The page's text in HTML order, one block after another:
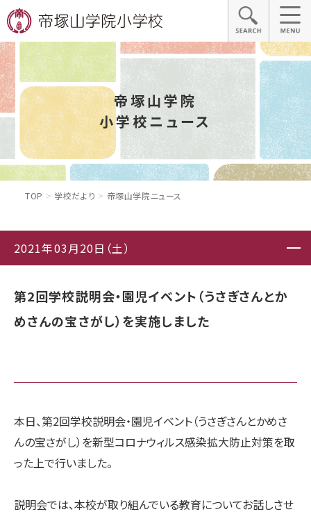
帝塚山学院
小学校ニュース
TOP 学校だより 帝塚山学院ニュース
2021年03月20日（土）
第2回学校説明会・園児イベント（うさぎさんとか
めさんの宝さがし）を実施しました
本日、第2回学校説明会・園児イベント（うさぎさんとかめさ
んの宝さがし）を新型コロナウィルス感染拡大防止対策を取
った上で行いました。
説明会では、本校が取り組んでいる教育についてお話しさせ